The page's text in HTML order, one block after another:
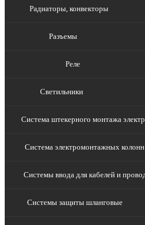
Радиаторы, конвекторы
Разъемы
Реле
Светильники
Система штекерного монтажа
Система электромонтажных колонн
Системы ввода для кабелей и
Системы защиты шланговые